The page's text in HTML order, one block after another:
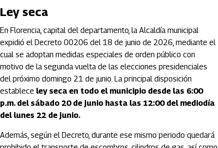
Ley seca
En Florencia, capital del departamento, la Alcaldía municipal
expidió el Decreto 00206 del 18 de junio de 2026, mediante el
cual se adoptan medidas especiales de orden público con
motivo de la segunda vuelta de las elecciones presidenciales
del próximo domingo 21 de junio. La principal disposición
establece ley seca en todo el municipio desde las 6:00
p.m. del sábado 20 de junio hasta las 12:00 del mediodía
del lunes 22 de junio.
Además, según el Decreto, durante ese mismo periodo quedará